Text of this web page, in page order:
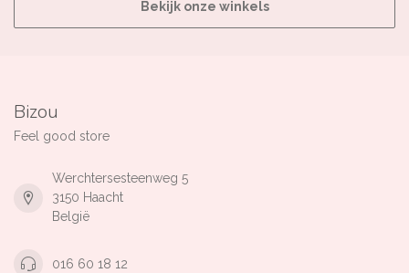
Bekijk onze winkels
Bizou
Feel good store
Werchtersesteenweg 5
3150 Haacht
België
016 60 18 12